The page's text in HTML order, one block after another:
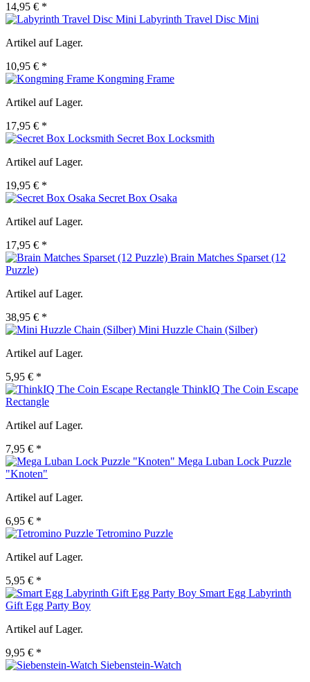
14,95 € *
Labyrinth Travel Disc Mini
Artikel auf Lager.
10,95 € *
Kongming Frame
Artikel auf Lager.
17,95 € *
Secret Box Locksmith
Artikel auf Lager.
19,95 € *
Secret Box Osaka
Artikel auf Lager.
17,95 € *
Brain Matches Sparset (12
Puzzle)
Artikel auf Lager.
38,95 € *
Mini Huzzle Chain (Silber)
Artikel auf Lager.
5,95 € *
ThinkIQ The Coin Escape
Rectangle
Artikel auf Lager.
7,95 € *
Mega Luban Lock Puzzle
"Knoten"
Artikel auf Lager.
6,95 € *
Tetromino Puzzle
Artikel auf Lager.
5,95 € *
Smart Egg Labyrinth
Gift Egg Party Boy
Artikel auf Lager.
9,95 € *
Siebenstein-Watch